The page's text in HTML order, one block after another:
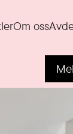
Om oss